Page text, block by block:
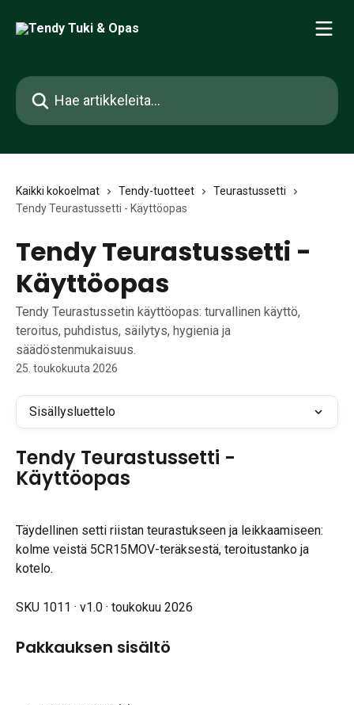
Hae artikkeleita...
Kaikki kokoelmat Tendy-tuotteet
Teurastussetti
Tendy Teurastussetti - Käyttöopas
Tendy Teurastussetti -
Käyttöopas
Tendy Teurastussetin käyttöopas: turvallinen käyttö,
teroitus, puhdistus, säilytys, hygienia ja
säädöstenmukaisuus.
25. toukokuuta 2026
Sisällysluettelo
Tendy Teurastussetti -
Käyttöopas
Täydellinen setti riistan teurastukseen ja leikkaamiseen:
kolme veistä 5CR15MOV-teräksestä, teroitustanko ja
kotelo.
SKU 1011 · v1.0 · toukokuu 2026
Pakkauksen sisältö